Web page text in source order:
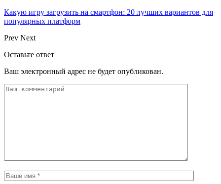
Какую игру загрузить на смартфон: 20 лучших вариантов для
популярных платформ
Prev Next
Оставьте ответ
Ваш электронный адрес не будет опубликован.